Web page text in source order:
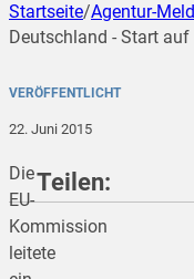
Startseite/Agentur-
Deutschland - Start
VERÖFFENTLICHT
22. Juni 2015
Die
EU-
Kommission
leitete
Teilen: